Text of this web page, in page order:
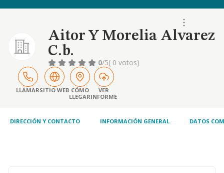
Aitor Y Morelia Alvarez
C.b.
0/5( 0 votos)
LLAMARSITIO WEB CÓMO
LLEGAR
VER
INFORME
DIRECCIÓN Y CONTACTO INFORMACIÓN GENERAL DATOS